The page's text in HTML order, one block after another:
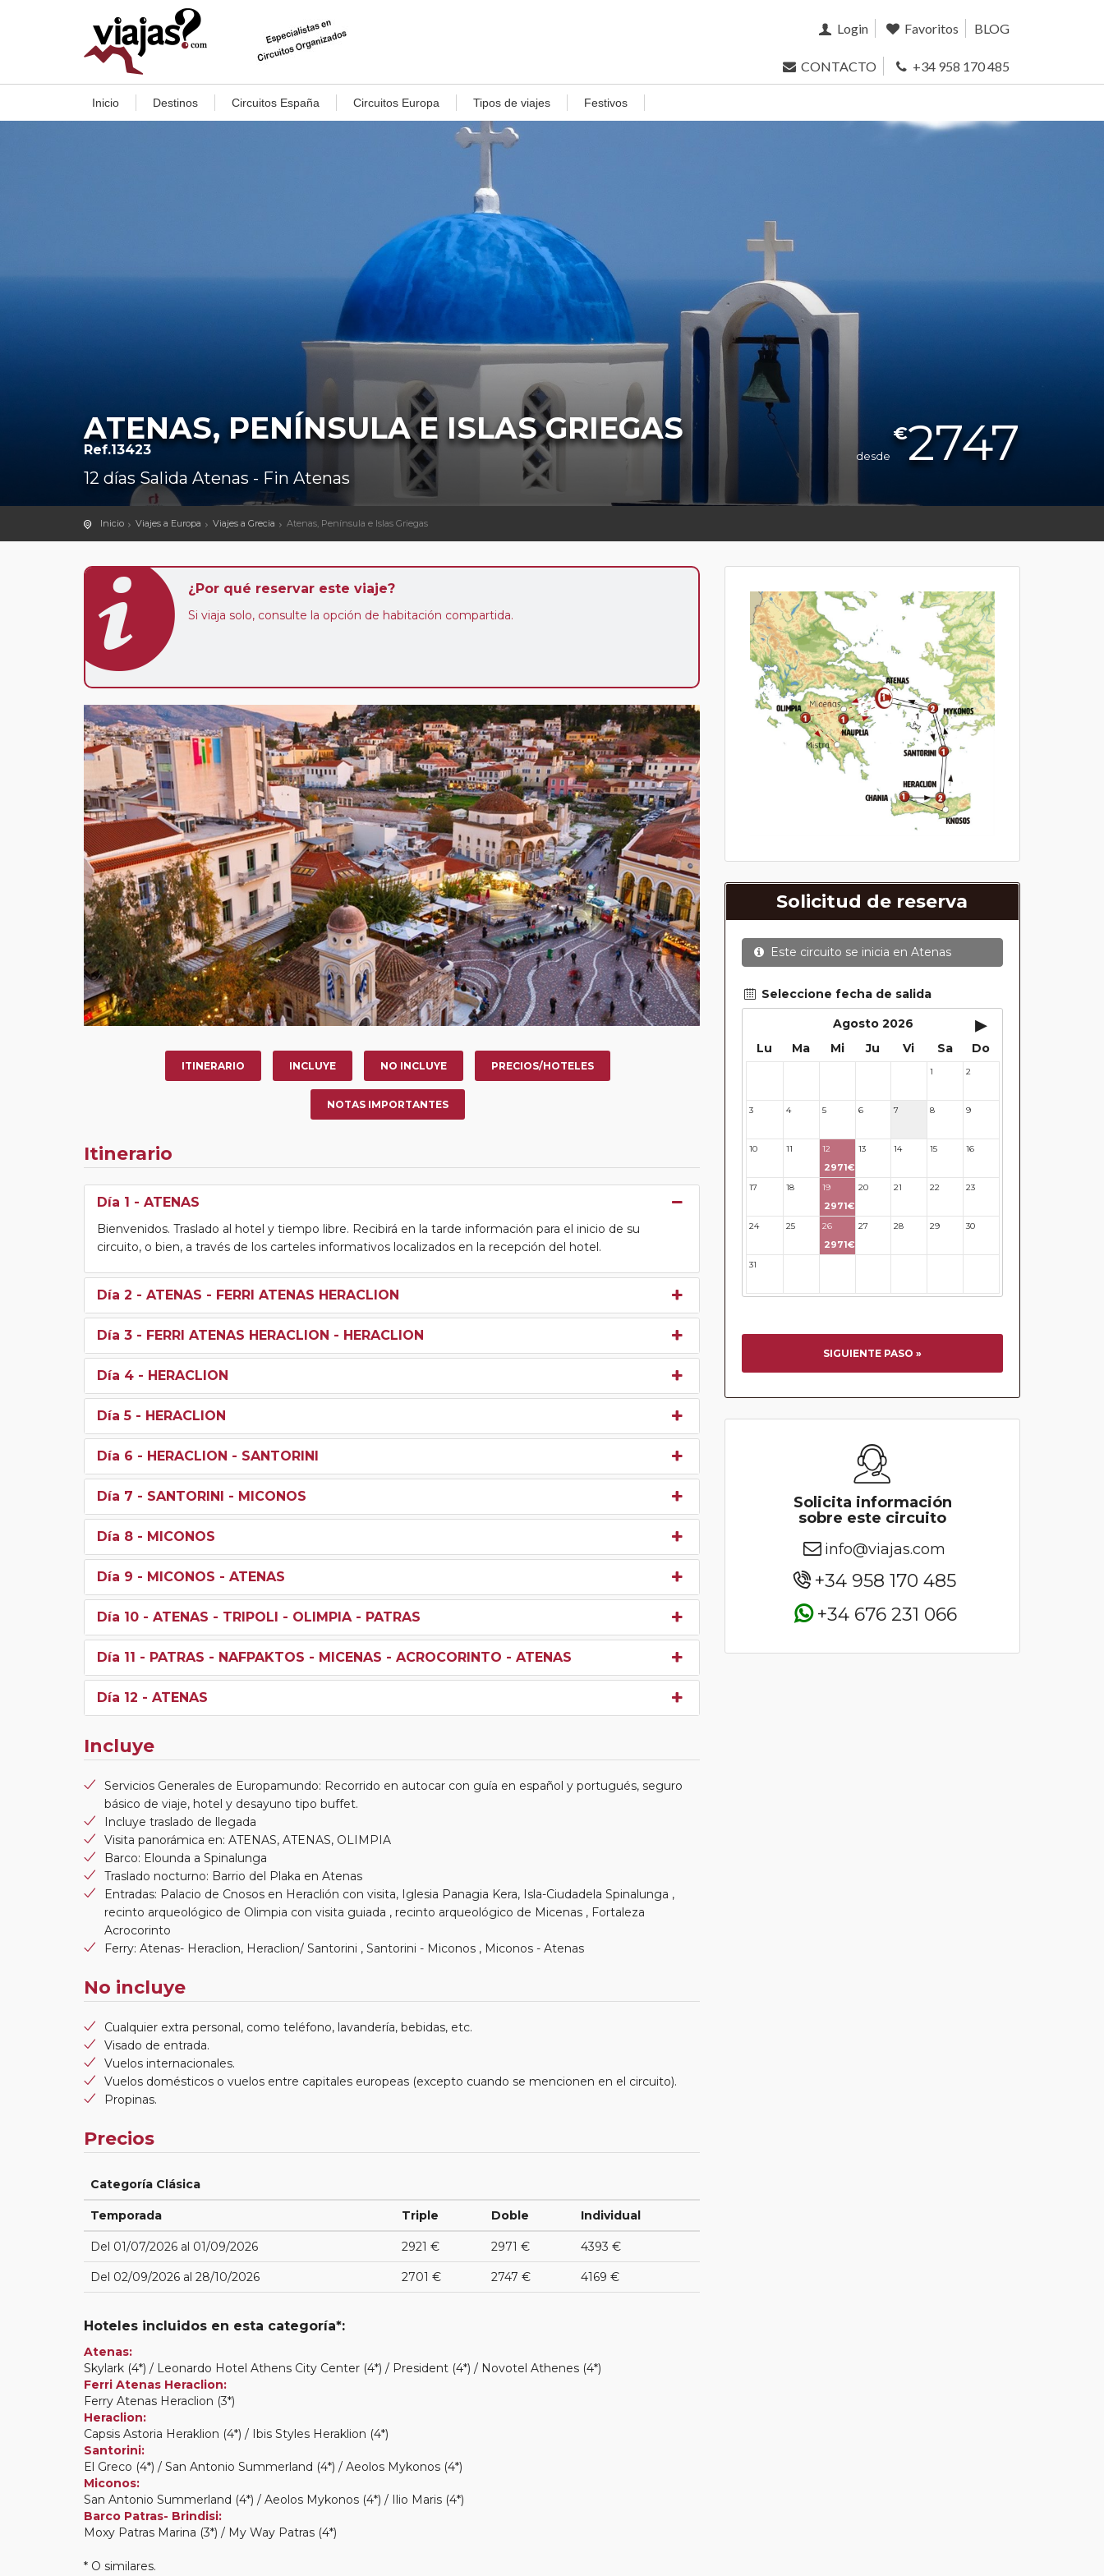
Login Favoritos BLOG
CONTACTO +34 958 170 485
Inicio Destinos Circuitos España Circuitos Europa Tipos de viajes Festivos
ATENAS, PENÍNSULA E ISLAS GRIEGAS
Ref.13423
12 días Salida Atenas - Fin Atenas
desde
€2747
Inicio Viajes a Europa Viajes a Grecia Atenas, Península e Islas Griegas
¿Por qué reservar este viaje?
Si viaja solo, consulte la opción de habitación compartida.
ITINERARIO INCLUYE NO INCLUYE PRECIOS/HOTELES
NOTAS IMPORTANTES
Itinerario
Día 1 - ATENAS
Bienvenidos. Traslado al hotel y tiempo libre. Recibirá en la tarde información para el inicio de su
circuito, o bien, a través de los carteles informativos localizados en la recepción del hotel.
Día 2 - ATENAS - FERRI ATENAS HERACLION
Día 3 - FERRI ATENAS HERACLION - HERACLION
Día 4 - HERACLION
Día 5 - HERACLION
Día 6 - HERACLION - SANTORINI
Día 7 - SANTORINI - MICONOS
Día 8 - MICONOS
Día 9 - MICONOS - ATENAS
Día 10 - ATENAS - TRIPOLI - OLIMPIA - PATRAS
Día 11 - PATRAS - NAFPAKTOS - MICENAS - ACROCORINTO - ATENAS
Día 12 - ATENAS
Incluye
Servicios Generales de Europamundo: Recorrido en autocar con guía en español y portugués, seguro
básico de viaje, hotel y desayuno tipo buffet.
Incluye traslado de llegada
Visita panorámica en: ATENAS, ATENAS, OLIMPIA
Barco: Elounda a Spinalunga
Traslado nocturno: Barrio del Plaka en Atenas
Entradas: Palacio de Cnosos en Heraclión con visita, Iglesia Panagia Kera, Isla-Ciudadela Spinalunga ,
recinto arqueológico de Olimpia con visita guiada , recinto arqueológico de Micenas , Fortaleza
Acrocorinto
Ferry: Atenas- Heraclion, Heraclion/ Santorini , Santorini - Miconos , Miconos - Atenas
No incluye
Cualquier extra personal, como teléfono, lavandería, bebidas, etc.
Visado de entrada.
Vuelos internacionales.
Vuelos domésticos o vuelos entre capitales europeas (excepto cuando se mencionen en el circuito).
Propinas.
Precios
Categoría Clásica
Temporada Triple Doble Individual
Del 01/07/2026 al 01/09/2026 2921 € 2971 € 4393 €
Del 02/09/2026 al 28/10/2026 2701 € 2747 € 4169 €
Hoteles incluidos en esta categoría*:
Atenas:
Skylark (4*) / Leonardo Hotel Athens City Center (4*) / President (4*) / Novotel Athenes (4*)
Ferri Atenas Heraclion:
Ferry Atenas Heraclion (3*)
Heraclion:
Capsis Astoria Heraklion (4*) / Ibis Styles Heraklion (4*)
Santorini:
El Greco (4*) / San Antonio Summerland (4*) / Aeolos Mykonos (4*)
Miconos:
San Antonio Summerland (4*) / Aeolos Mykonos (4*) / Ilio Maris (4*)
Barco Patras- Brindisi:
Moxy Patras Marina (3*) / My Way Patras (4*)
* O similares.
Solicitud de reserva
Este circuito se inicia en Atenas
Seleccione fecha de salida
Agosto 2026
▸
Lu Ma Mi Ju Vi Sa Do
1 2
3 4 5 6 7 8 9
10 11 12
2971€
13 14 15 16
17 18 19
2971€
20 21 22 23
24 25 26
2971€
27 28 29 30
31
SIGUIENTE PASO »
Solicita información
sobre este circuito
info@viajas.com
+34 958 170 485
+34 676 231 066